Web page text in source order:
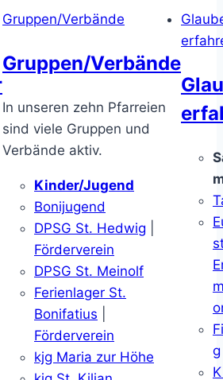
Gruppen/Verbände
Gruppen/Verbände
In unseren zehn Pfarreien
sind viele Gruppen und
Verbände aktiv.
Kinder/Jugend
Bonijugend
DPSG St. Hedwig
Förderverein
DPSG St. Meinolf
Ferienlager St.
Bonifatius
Förderverein
kjg Maria zur Höhe
g